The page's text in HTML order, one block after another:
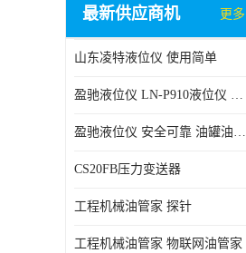
最新供应商机 更多
山东凌特液位仪 使用简单
盈驰液位仪 LN-P910液位仪 安全可靠
盈驰液位仪 安全可靠 油罐油位检测
CS20FB压力变送器
工程机械油管家 探针
工程机械油管家 物联网油管家